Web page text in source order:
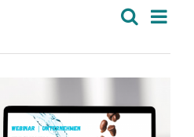
und
Suche
Liste